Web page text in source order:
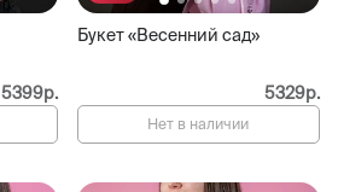
5399р.
Букет «Весенний сад»
5329р.
Нет в наличии